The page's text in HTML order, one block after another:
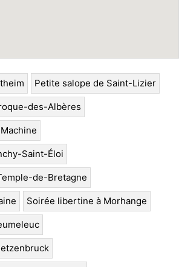
Petite salope de Saint-Lizier
des-Albères
Saint-Éloi
de-Bretagne
Soirée libertine à Morhange